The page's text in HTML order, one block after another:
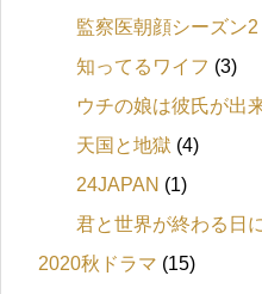
監察医朝顔シーズン2
知ってるワイフ (3)
ウチの娘は彼氏が出
天国と地獄 (4)
24JAPAN (1)
君と世界が終わる日
2020秋ドラマ (15)